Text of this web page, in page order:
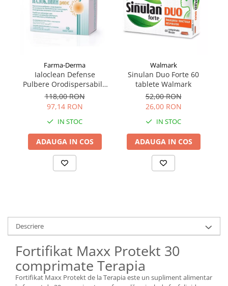
Farma-Derma
Ialoclean Defense
Pulbere Orodispersabilă
14 plicuri
118,00 RON
97,14 RON
IN STOC
ADAUGA IN COS
Walmark
Sinulan Duo Forte 60
tablete Walmark
52,00 RON
26,00 RON
IN STOC
ADAUGA IN COS
Descriere
Fortifikat Maxx Protekt 30
comprimate Terapia
Fortifikat Maxx Protekt de la Terapia este un supliment alimentar